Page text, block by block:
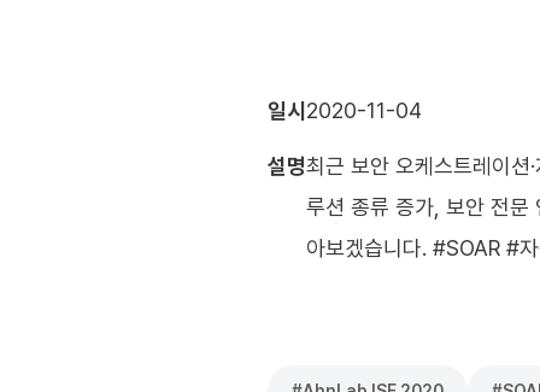
일시
설명
2020-11-04
최근 보안 오케스트레이
루션 종류 증가, 보안 전문
아보겠습니다. #SOAR #